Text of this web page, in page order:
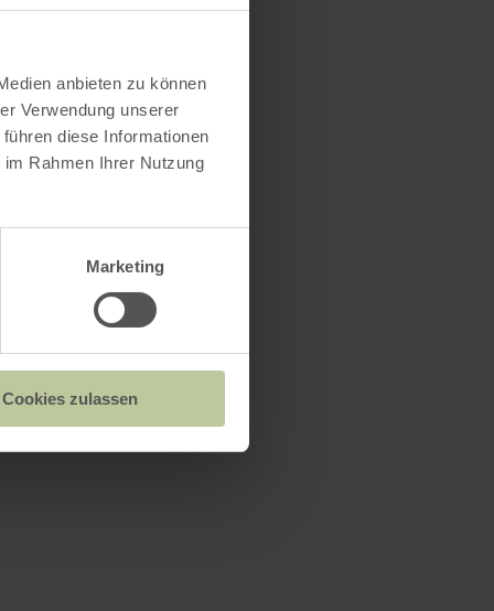
anbieten zu können
Verwendung unserer
diese Informationen
Rahmen Ihrer Nutzung
Marketing
Cookies zulassen